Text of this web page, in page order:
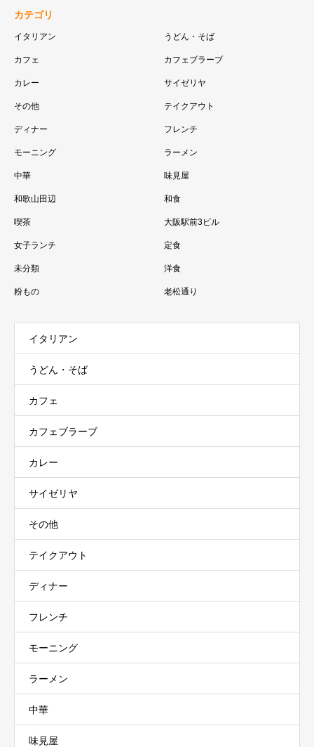
カテゴリ
イタリアン うどん・そば
カフェ カフェブラーブ
カレー サイゼリヤ
その他 テイクアウト
ディナー フレンチ
モーニング ラーメン
中華 味見屋
和歌山田辺 和食
喫茶 大阪駅前3ビル
女子ランチ 定食
未分類 洋食
粉もの 老松通り
イタリアン
うどん・そば
カフェ
カフェブラーブ
カレー
サイゼリヤ
その他
テイクアウト
ディナー
フレンチ
モーニング
ラーメン
中華
味見屋